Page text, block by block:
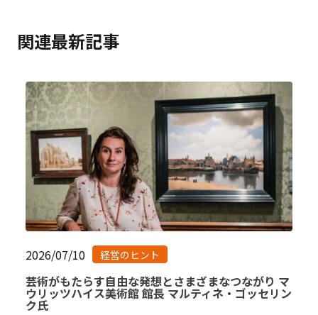
関連最新記事
2026/07/10 経営のヒント
芸術がもたらす自由な発想とさまざまなつながり マ
ウリッツハイス美術館 館長 マルティネ・ゴッセリン
ク氏